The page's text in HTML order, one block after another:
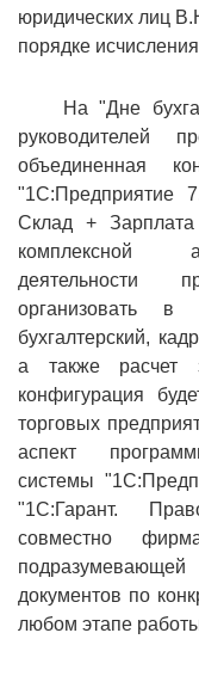
юридических лиц
порядке
На "Дне
руководителей
объединенная
"1С:Предприятие
Склад +
комплексной
деятельности
организовать в
бухгалтерский,
а также расчет
конфигурация
торговых
аспект
системы
"1С:Гарант.
совместно
документов по
любом этапе